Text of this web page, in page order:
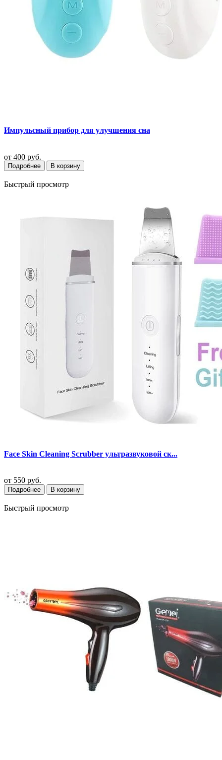
Импульсный прибор для улучшения сна
от 400 руб.
Подробнее В корзину
Быстрый просмотр
Face Skin Cleaning Scrubber ультразвуковой ск...
от 550 руб.
Подробнее В корзину
Быстрый просмотр